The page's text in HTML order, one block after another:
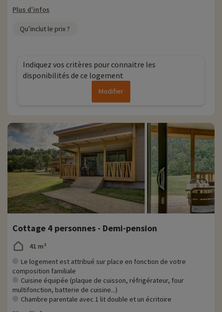
Plus d'infos
Qu’inclut le prix ?
Indiquez vos critères pour connaitre les
disponibilités de ce logement
Modifier
Cottage 4 personnes - Demi-pension
41 m²
Le logement est attribué sur place en fonction de votre
composition familiale
Cuisine équipée (plaque de cuisson, réfrigérateur, four
multifonction, batterie de cuisine...)
Chambre parentale avec 1 lit double et un écritoire